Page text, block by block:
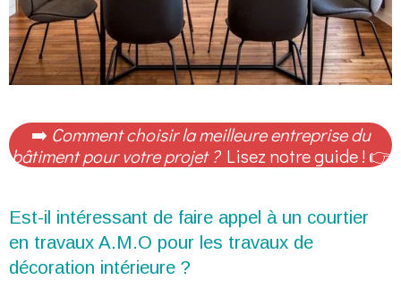
➡️ Comment choisir la meilleure entreprise du
bâtiment pour votre projet ? Lisez notre guide ! 👉
Est-il intéressant de faire appel à un courtier
en travaux A.M.O pour les travaux de
décoration intérieure ?